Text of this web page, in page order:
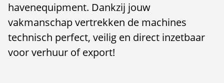
havenequipment. Dankzij jouw
vakmanschap vertrekken de machines
technisch perfect, veilig en direct inzetbaar
voor verhuur of export!